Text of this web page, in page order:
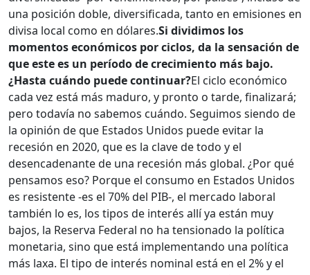
una posición doble, diversificada, tanto en emisiones en
divisa local como en dólares.Si dividimos los
momentos económicos por ciclos, da la sensación de
que este es un período de crecimiento más bajo.
¿Hasta cuándo puede continuar?El ciclo económico
cada vez está más maduro, y pronto o tarde, finalizará;
pero todavía no sabemos cuándo. Seguimos siendo de
la opinión de que Estados Unidos puede evitar la
recesión en 2020, que es la clave de todo y el
desencadenante de una recesión más global. ¿Por qué
pensamos eso? Porque el consumo en Estados Unidos
es resistente -es el 70% del PIB-, el mercado laboral
también lo es, los tipos de interés allí ya están muy
bajos, la Reserva Federal no ha tensionado la política
monetaria, sino que está implementando una política
más laxa. El tipo de interés nominal está en el 2% y el